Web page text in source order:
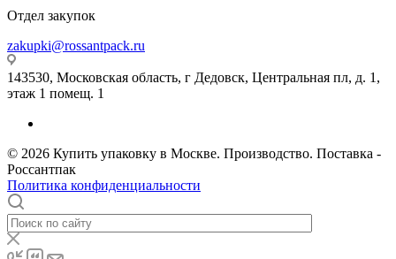
Отдел закупок
zakupki@rossantpack.ru
143530, Московская область, г Дедовск, Центральная пл, д. 1,
этаж 1 помещ. 1
© 2026 Купить упаковку в Москве. Производство. Поставка -
Россантпак
Политика конфиденциальности